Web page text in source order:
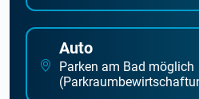
Auto
Parken am Bad möglich